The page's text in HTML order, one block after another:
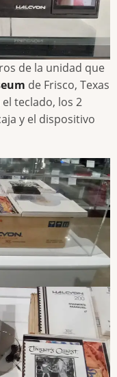
de la unidad que
de Frisco, Texas
teclado, los 2
y el dispositivo